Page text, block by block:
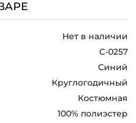
Нет в наличии
С-0257
Синий
Круглогодичный
Костюмная
100% полиэстер